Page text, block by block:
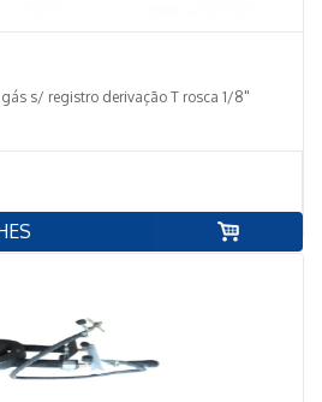
s/ registro derivação T rosca 1/8"